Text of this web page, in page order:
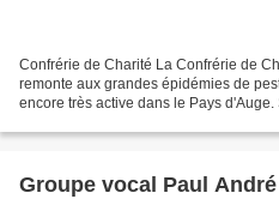
Confrérie de Charité La Confrérie de
remonte aux grandes épidémies de
encore très active dans le Pays
Groupe vocal Paul André